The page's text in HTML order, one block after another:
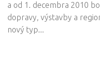
a od 1. decembra 2010
dopravy, výstavby a
nový typ...